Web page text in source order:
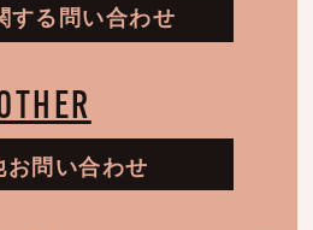
する問い合わせ
お問い合わせ